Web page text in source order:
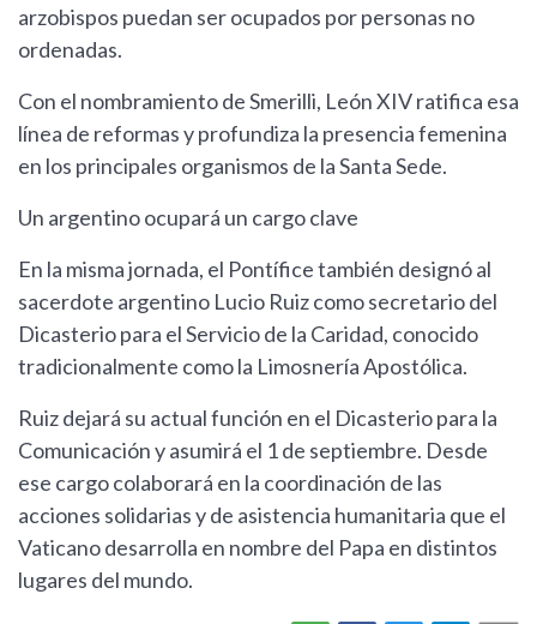
arzobispos puedan ser ocupados por personas no
ordenadas.
Con el nombramiento de Smerilli, León XIV ratifica esa
línea de reformas y profundiza la presencia femenina
en los principales organismos de la Santa Sede.
Un argentino ocupará un cargo clave
En la misma jornada, el Pontífice también designó al
sacerdote argentino Lucio Ruiz como secretario del
Dicasterio para el Servicio de la Caridad, conocido
tradicionalmente como la Limosnería Apostólica.
Ruiz dejará su actual función en el Dicasterio para la
Comunicación y asumirá el 1 de septiembre. Desde
ese cargo colaborará en la coordinación de las
acciones solidarias y de asistencia humanitaria que el
Vaticano desarrolla en nombre del Papa en distintos
lugares del mundo.